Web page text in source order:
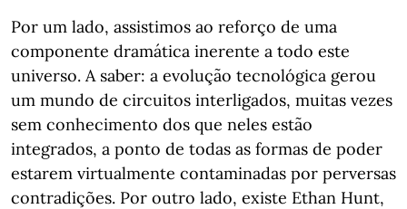
Por um lado, assistimos ao reforço de uma
componente dramática inerente a todo este
universo. A saber: a evolução tecnológica gerou
um mundo de circuitos interligados, muitas vezes
sem conhecimento dos que neles estão
integrados, a ponto de todas as formas de poder
estarem virtualmente contaminadas por perversas
contradições. Por outro lado, existe Ethan Hunt,